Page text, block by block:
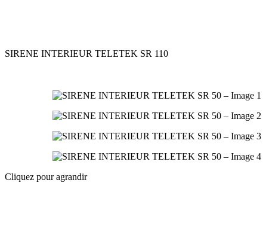
SIRENE INTERIEUR TELETEK SR 110
Cliquez pour agrandir